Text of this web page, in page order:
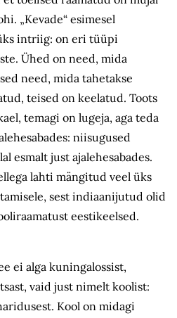
„Kevade“ esimesel
intriig: on eri tüüpi
Ühed on need, mida
need, mida tahetakse
teised on keelatud. Toots
temagi on lugeja, aga teda
niisugused
esmalt just ajalehesabades.
lahti mängitud veel üks
sest indiaanijutud olid
eestikeelsed.
ei alga kuningalossist,
vaid just nimelt koolist:
Kool on midagi